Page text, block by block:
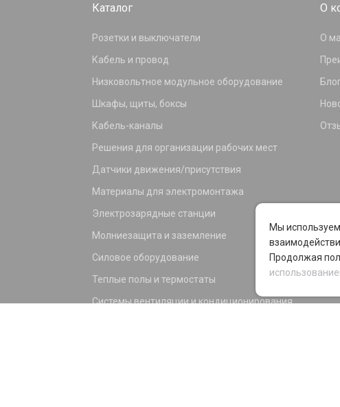
Каталог
Розетки и выключатели
Кабель и провод
Низковольтное модульное оборудование
Шкафы, щиты, боксы
Кабель-каналы
Решения для организации рабочих мест
Датчики движения/присутствия
Материалы для электромонтажа
Электрозарядные станции
Молниезащита и заземление
Силовое оборудование
Теплые полы и термостаты
Системы вентиляции и кондиционирования
О
О
Мы
Продолжая